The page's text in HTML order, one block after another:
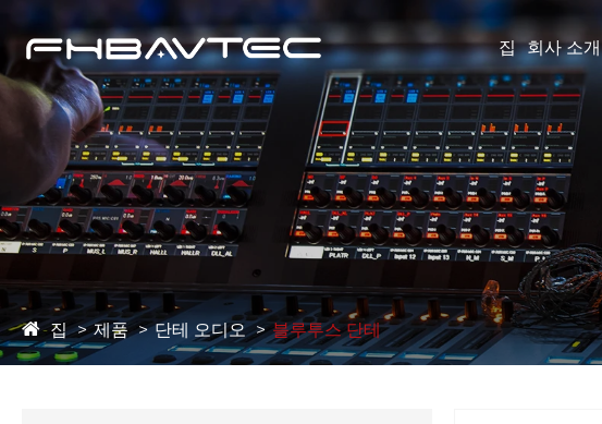
집 회사 소개
집 제품 단테 오디오 블루투스 단테